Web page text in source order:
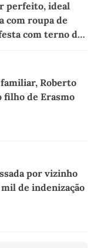
perfeito, ideal
com roupa de
com terno de
familiar, Roberto
filho de Erasmo
por vizinho
mil de indenização